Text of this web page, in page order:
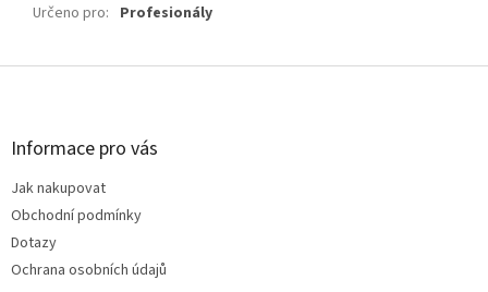
Určeno pro: Profesionály
Z
Informace pro vás
Jak nakupovat
Obchodní podmínky
Dotazy
Ochrana osobních údajů